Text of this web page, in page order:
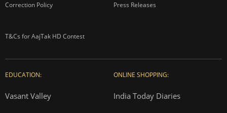
Correction Policy Press Releases
T&Cs for AajTak HD Contest
EDUCATION:
Vasant Valley
ONLINE SHOPPING:
India Today Diaries